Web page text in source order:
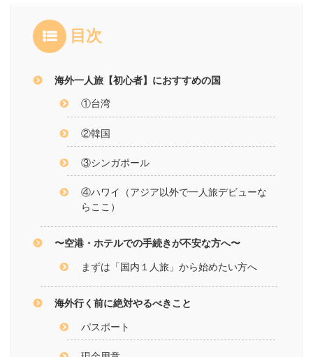
目次
海外一人旅【初心者】におすすめの国
①台湾
②韓国
③シンガポール
④ハワイ（アジア以外で一人旅デビューな
らここ）
〜空港・ホテルでの手続きが不安な方へ〜
まずは「国内１人旅」から始めたい方へ
海外行く前に絶対やるべきこと
パスポート